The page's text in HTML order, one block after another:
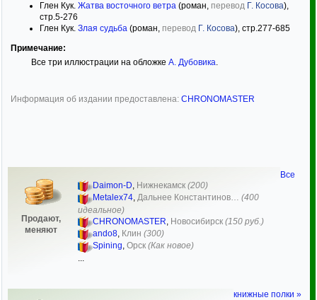
Глен Кук. Жатва восточного ветра (роман, перевод Г. Косова),
стр.5-276
Глен Кук. Злая судьба (роман, перевод Г. Косова), стр.277-685
Примечание:
Все три иллюстрации на обложке А. Дубовика.
Информация об издании предоставлена: CHRONOMASTER
Продают,
меняют
Daimon-D, Нижнекамск (200)
Metalex74, Дальнее Константинов… (400
идеальное)
CHRONOMASTER Новосибирск (150 руб.)
ando8, Клин (300)
Spining, Орск (Как новое)
Все
книжные полки »